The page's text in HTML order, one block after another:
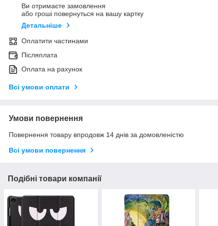
Ви отримаєте замовлення
або гроші повернуться на вашу картку
Детальніше
Оплатити частинами
Післяплата
Оплата на рахунок
Всі умови оплати
Умови повернення
Повернення товару впродовж 14 днів за домовленістю
Всі умови повернення
Подібні товари компанії